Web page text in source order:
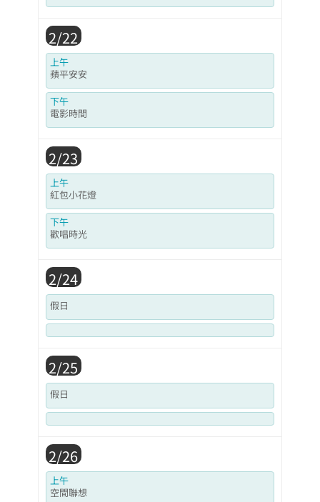
2/22
上午
蘋平安安
下午
電影時間
2/23
上午
紅包小花燈
下午
歡唱時光
2/24
假日
2/25
假日
2/26
上午
空間聯想